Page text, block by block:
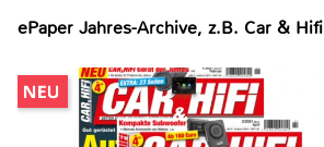
ePaper Jahres-Archive, z.B. Car & Hifi